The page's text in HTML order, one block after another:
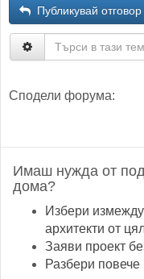
Публикувай отговор
Сподели форума:
Имаш нужда от
дома?
Избери
архитекти от
Заяви проект
Разбери повече